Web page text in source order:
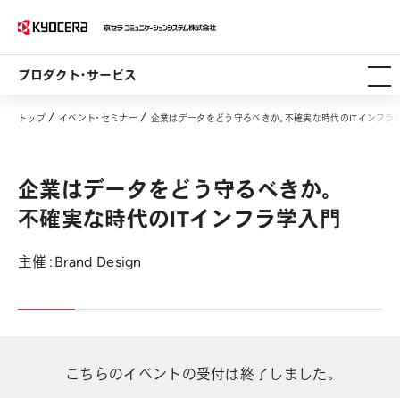
プロダクト・サービス
トップ イベント・セミナー 企業はデータをどう守るべきか。不確実な時代のITインフラ
企業はデータをどう守るべきか。
不確実な時代のITインフラ学入門
主催：Brand Design
こちらのイベントの受付は終了しました。